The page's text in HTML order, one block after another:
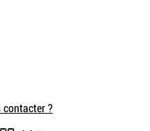
contacter ?